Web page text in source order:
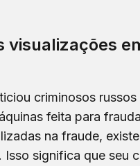
visualizações
criminosos russos
feita para
na fraude,
significa que seu